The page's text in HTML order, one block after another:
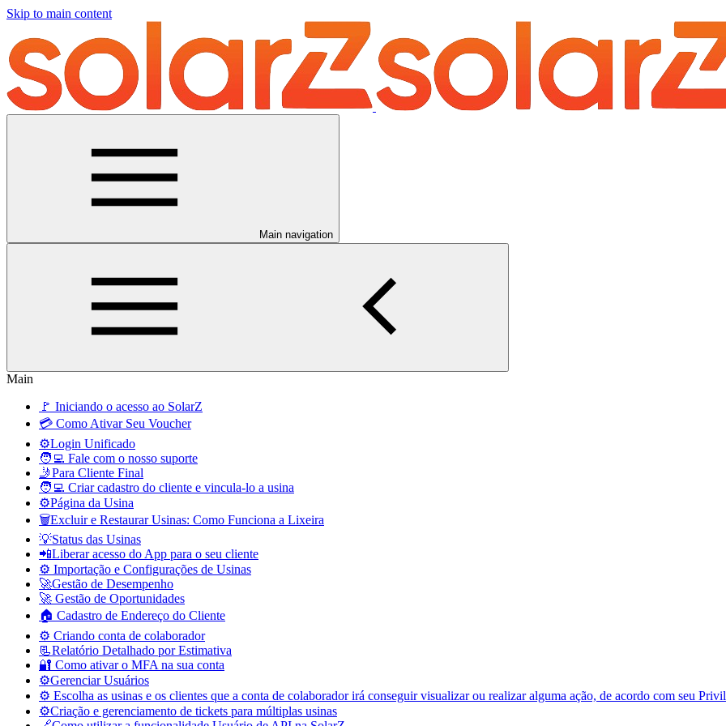
Skip to main content
Main navigation
Main
🚩 Iniciando o acesso ao SolarZ
💳 Como Ativar Seu Voucher
⚙️Login Unificado
🧑‍💻 Fale com o nosso suporte
🤳Para Cliente Final
🧑‍💻 Criar cadastro do cliente e vincula-lo a usina
⚙️Página da Usina
🗑️Excluir e Restaurar Usinas: Como Funciona a Lixeira
💡Status das Usinas
📲Liberar acesso do App para o seu cliente
⚙️ Importação e Configurações de Usinas
🚀Gestão de Desempenho
🚀 Gestão de Oportunidades
🏠 Cadastro de Endereço do Cliente
⚙️ Criando conta de colaborador
📃Relatório Detalhado por Estimativa
🔐 Como ativar o MFA na sua conta
⚙️Gerenciar Usuários
⚙️ Escolha as usinas e os clientes que a conta de colaborador irá conseguir visualizar ou realizar alguma ação, de acordo com seu
⚙️Criação e gerenciamento de tickets para múltiplas usinas